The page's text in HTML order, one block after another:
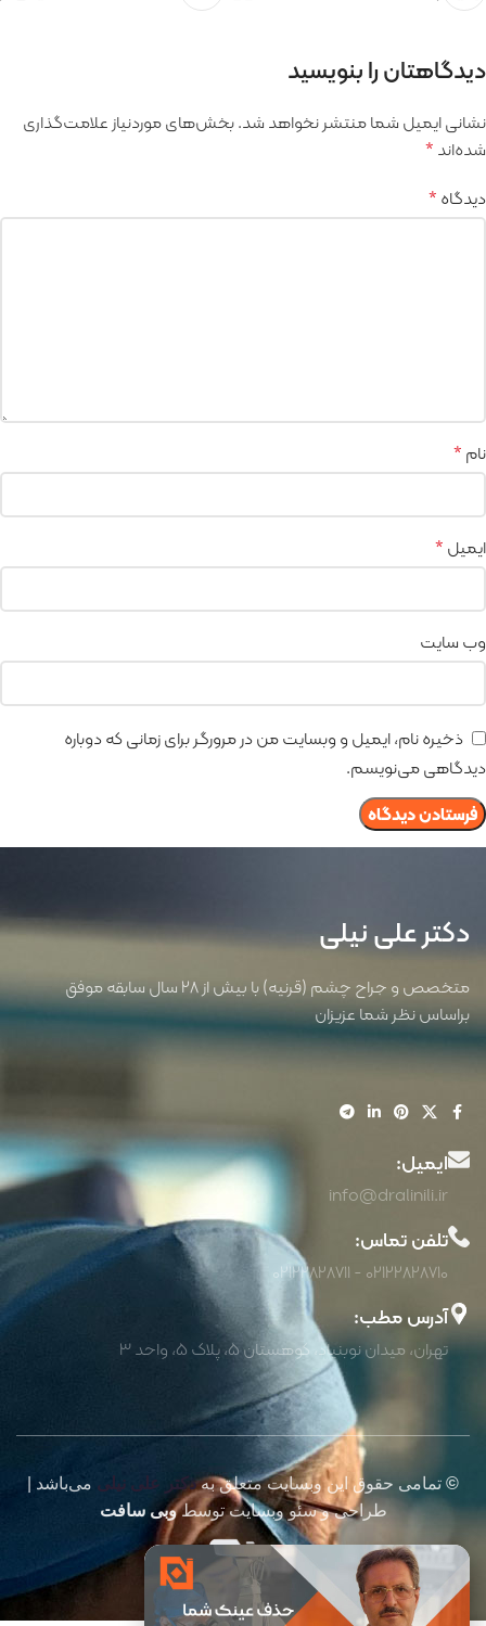
دیدگاهتان را بنویسید
نشانی ایمیل شما منتشر نخواهد شد.بخش‌های موردنیاز علامت‌گذاری
شده‌اند*
دیدگاه*
نام*
ایمیل*
وب‌ سایت
ذخیره نام، ایمیل و وبسایت من در مرورگر برای زمانی که دوباره
دیدگاهی می‌نویسم.
دکتر علی نیلی
متخصص و جراح چشم (قرنیه) با بیش از 28 سال سابقه موفق
براساس نظر شما عزیزان
ایمیل:
info@dralinili.ir
تلفن تماس:
02122828710 - 02122828711
آدرس مطب:
تهران، میدان نوبنیاد، کوهستان 5، پلاک 5، واحد 3
© تمامی حقوق این وبسایت متعلق بهدکتر علی نیلی می‌باشد |
طراحی و سئو وبسایت توسطوبی سافت